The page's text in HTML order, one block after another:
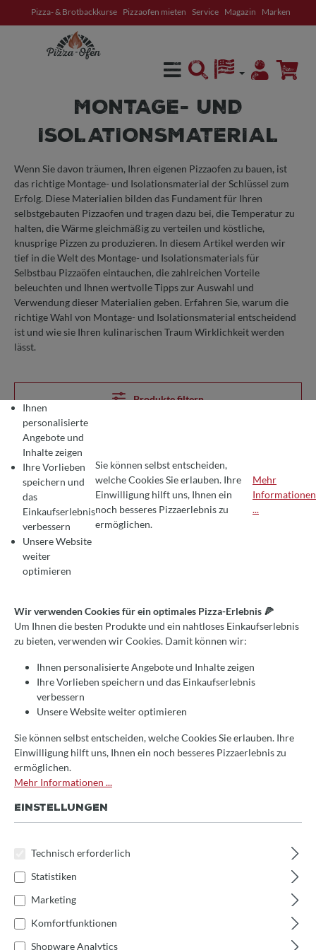
springen
Pizza- & Brotbackkurse Pizzaofen mieten Service Magazin Marken
MONTAGE- UND
ISOLATIONSMATERIAL
Wenn Sie davon träumen, Ihren eigenen Pizzaofen zu bauen, ist
das richtige Montage- und Isolationsmaterial der Schlüssel zum
Erfolg. Diese Materialien bilden das Fundament für Ihren
selbstgebauten Pizzaofen und tragen dazu bei, die Temperatur zu
halten, die Wärme gleichmäßig zu verteilen und köstliche,
knusprige Pizzen zu produzieren. In diesem Artikel werden wir
tief in die Welt des Montage- und Isolationsmaterials für
Selbstbau Pizzaöfen eintauchen, die zahlreichen Vorteile
beleuchten und Ihnen wertvolle Tipps zur Auswahl und
Verwendung dieser Materialien geben. Erfahren Sie, warum die
richtige Wahl von Montage- und Isolationsmaterial entscheidend
ist und wie sie Ihren kulinarischen Traum Wirklichkeit werden
lässt.
Produkte filtern
Valoriani Isolationsset für ummauerte und
Ab99,00 €*
COOKIE-VOREINSTELLUNGEN
Wir verwenden Cookies für ein optimales Pizza-Erlebnis 🍕
Um Ihnen die besten Produkte und ein nahtloses Einkaufserlebnis zu
Ihnen
personalisierte
Angebote und
Inhalte zeigen
Ihre Vorlieben
speichern und
das
Einkaufserlebnis
verbessern
Unsere Website
weiter
optimieren
Sie können selbst entscheiden,
welche Cookies Sie erlauben. Ihre
Einwilligung hilft uns, Ihnen ein
noch besseres Pizzaerlebnis zu
ermöglichen.
Mehr
Informationen
...
Wir verwenden Cookies für ein optimales Pizza-Erlebnis 🍕
Um Ihnen die besten Produkte und ein nahtloses Einkaufserlebnis
zu bieten, verwenden wir Cookies. Damit können wir:
Ihnen personalisierte Angebote und Inhalte zeigen
Ihre Vorlieben speichern und das Einkaufserlebnis
verbessern
Unsere Website weiter optimieren
Sie können selbst entscheiden, welche Cookies Sie erlauben. Ihre
Einwilligung hilft uns, Ihnen ein noch besseres Pizzaerlebnis zu
ermöglichen.
Mehr Informationen ...
EINSTELLUNGEN
Technisch erforderlich
Statistiken
Marketing
Komfortfunktionen
Shopware Analytics